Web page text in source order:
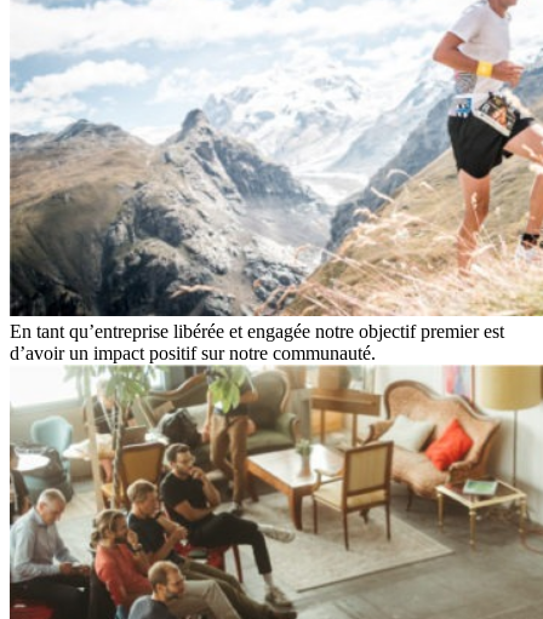
En tant qu’entreprise libérée et engagée notre objectif premier est
d’avoir un impact positif sur notre communauté.